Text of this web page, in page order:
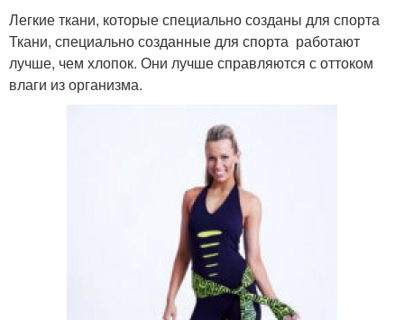
Легкие ткани, которые специально созданы для спорта
Ткани, специально созданные для спорта работают
лучше, чем хлопок. Они лучше справляются с оттоком
влаги из организма.